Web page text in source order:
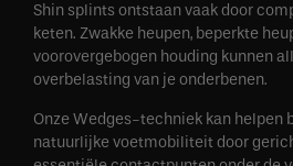
Shin splints ontstaan vaak door
keten. Zwakke heupen, beperkte
voorovergebogen houding kunnen
overbelasting van je onderbenen.
Onze Wedges-techniek kan helpen
natuurlijke voetmobiliteit door